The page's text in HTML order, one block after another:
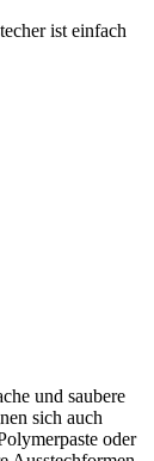
ist einfach
und saubere
sich auch
oder